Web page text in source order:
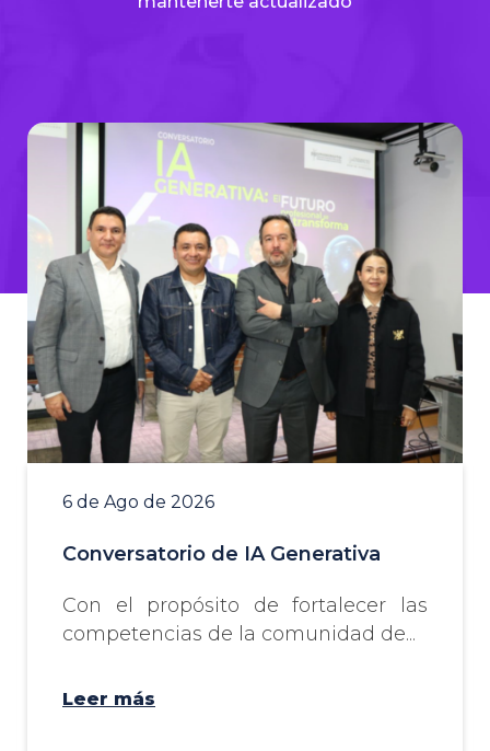
6 de Ago de 2026
Conversatorio de IA Generativa
Con el propósito de fortalecer las
competencias de la comunidad de...
Leer más